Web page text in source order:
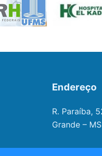
Endereço
R. Paraíba,
Grande – MS